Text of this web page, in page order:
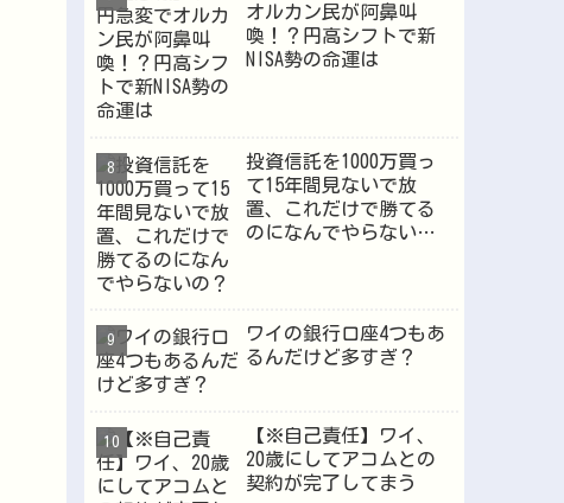
オルカン民が阿鼻叫
喚！？円高シフトで新
NISA勢の命運は
投資信託を1000万買っ
て15年間見ないで放
置、これだけで勝てる
のになんでやらない
ワイの銀行口座4つもあ
るんだけど多すぎ？
【※自己責任】ワイ、
20歳にしてアコムとの
契約が完了してまう